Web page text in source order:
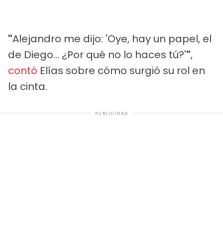
"Alejandro me dijo: 'Oye, hay un papel, el
de Diego... ¿Por qué no lo haces tú?'",
contó Elías sobre cómo surgió su rol en
la cinta.
PUBLICIDAD